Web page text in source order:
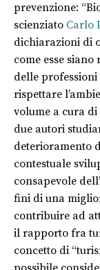
prevenzione:
scienziato Carlo
dichiarazioni di
come esse
delle professioni
rispettare
volume a cura di
due autori
deterioramento
contestuale
consapevole
fini di una
contribuire ad
il rapporto fra
concetto di